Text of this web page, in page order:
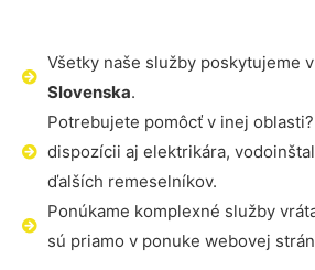
Všetky naše služby poskytujeme
Slovenska.
Potrebujete pomôcť v inej
dispozícii aj elektrikára,
ďalších remeselníkov.
Ponúkame komplexné služby
sú priamo v ponuke webovej